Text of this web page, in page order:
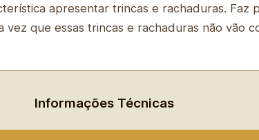
apresentar trincas e rachaduras. Faz
vez que essas trincas e rachaduras não vão
Informações Técnicas